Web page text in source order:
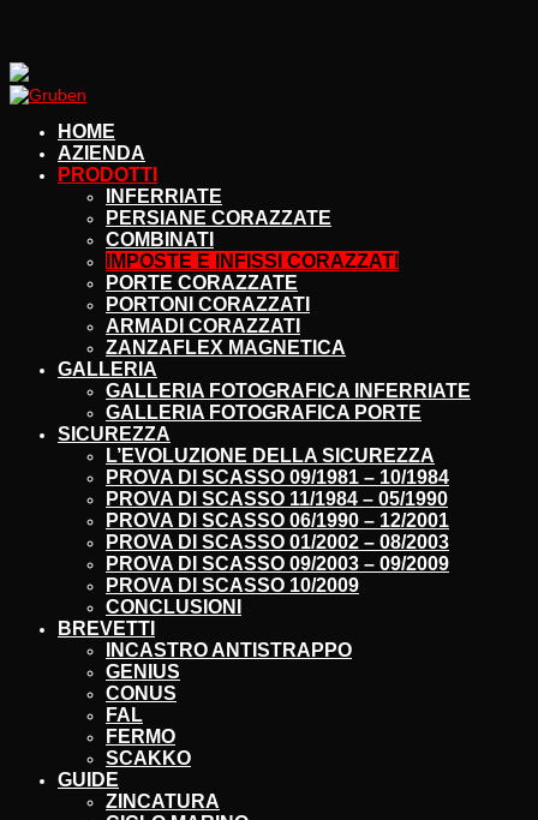
HOME
AZIENDA
PRODOTTI
INFERRIATE
PERSIANE CORAZZATE
COMBINATI
IMPOSTE E INFISSI CORAZZATI
PORTE CORAZZATE
PORTONI CORAZZATI
ARMADI CORAZZATI
ZANZAFLEX MAGNETICA
GALLERIA
GALLERIA FOTOGRAFICA INFERRIATE
GALLERIA FOTOGRAFICA PORTE
SICUREZZA
L’EVOLUZIONE DELLA SICUREZZA
PROVA DI SCASSO 09/1981 – 10/1984
PROVA DI SCASSO 11/1984 – 05/1990
PROVA DI SCASSO 06/1990 – 12/2001
PROVA DI SCASSO 01/2002 – 08/2003
PROVA DI SCASSO 09/2003 – 09/2009
PROVA DI SCASSO 10/2009
CONCLUSIONI
BREVETTI
INCASTRO ANTISTRAPPO
GENIUS
CONUS
FAL
FERMO
SCAKKO
GUIDE
ZINCATURA